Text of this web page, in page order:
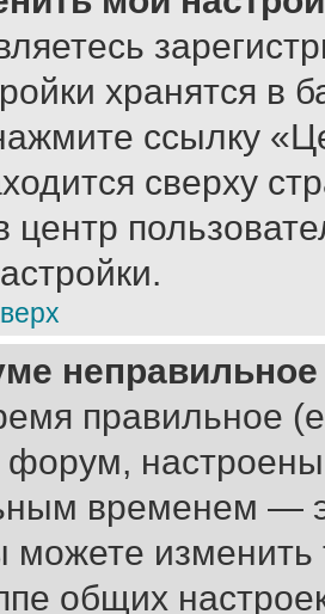
хранятся в
ссылку
сверху
центр
правильное
настроены
временем —
можете изменить
общих